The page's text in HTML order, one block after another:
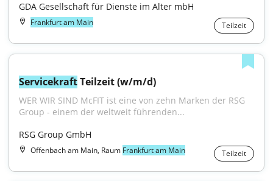
GDA Gesellschaft für Dienste im Alter mbH
Frankfurt am Main Teilzeit
Servicekraft Teilzeit (w/m/d)
WER WIR SIND McFIT ist eine von zehn Marken der RSG
Group - einem der weltweit führenden...
RSG Group GmbH
Offenbach am Main, Raum Frankfurt am Main Teilzeit